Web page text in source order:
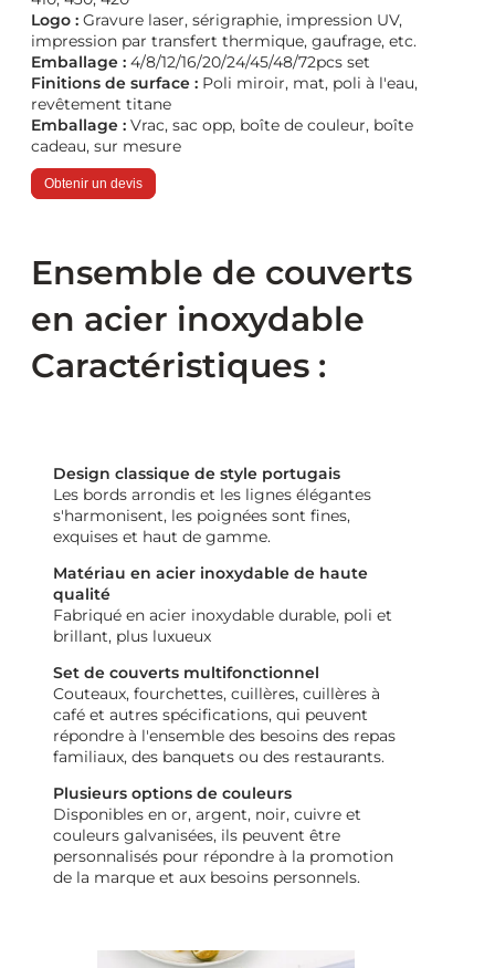
Logo : Gravure laser, sérigraphie, impression UV,
impression par transfert thermique, gaufrage, etc.
Emballage : 4/8/12/16/20/24/45/48/72pcs set
Finitions de surface : Poli miroir, mat, poli à l'eau,
revêtement titane
Emballage : Vrac, sac opp, boîte de couleur, boîte
cadeau, sur mesure
Obtenir un devis
Ensemble de couverts
en acier inoxydable
Caractéristiques :
Design classique de style portugais
Les bords arrondis et les lignes élégantes
s'harmonisent, les poignées sont fines,
exquises et haut de gamme.
Matériau en acier inoxydable de haute
qualité
Fabriqué en acier inoxydable durable, poli et
brillant, plus luxueux
Set de couverts multifonctionnel
Couteaux, fourchettes, cuillères, cuillères à
café et autres spécifications, qui peuvent
répondre à l'ensemble des besoins des repas
familiaux, des banquets ou des restaurants.
Plusieurs options de couleurs
Disponibles en or, argent, noir, cuivre et
couleurs galvanisées, ils peuvent être
personnalisés pour répondre à la promotion
de la marque et aux besoins personnels.